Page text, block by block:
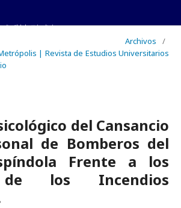
Archivos
/
| Revista de Estudios Universitarios
del Cansancio
de Bomberos del
Frente a los
de los Incendios